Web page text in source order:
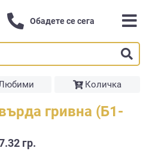
Обадете се сега
Количка
гривна (Б1-
гр.